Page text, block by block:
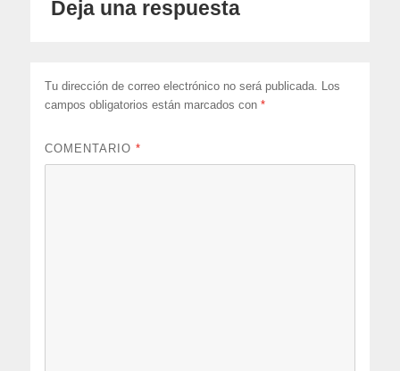
Deja una respuesta
Tu dirección de correo electrónico no será publicada. Los
campos obligatorios están marcados con*
COMENTARIO*